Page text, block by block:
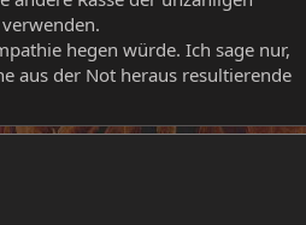
hegen würde. Ich sage nur,
aus der Not heraus resultierende